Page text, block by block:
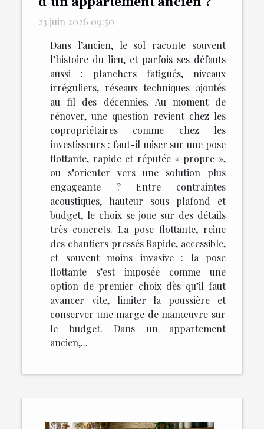
23 juin 2026 09:50
Dans l’ancien, le sol raconte souvent
l’histoire du lieu, et parfois ses défauts
aussi : planchers fatigués, niveaux
irréguliers, réseaux techniques ajoutés
au fil des décennies. Au moment de
rénover, une question revient chez les
copropriétaires comme chez les
investisseurs : faut-il miser sur une pose
flottante, rapide et réputée « propre »,
ou s’orienter vers une solution plus
engageante ? Entre contraintes
acoustiques, hauteur sous plafond et
budget, le choix se joue sur des détails
très concrets. La pose flottante, reine
des chantiers pressés Rapide, accessible,
et souvent moins invasive : la pose
flottante s’est imposée comme une
option de premier choix dès qu’il faut
avancer vite, limiter la poussière et
conserver une marge de manœuvre sur
le budget. Dans un appartement
ancien,...